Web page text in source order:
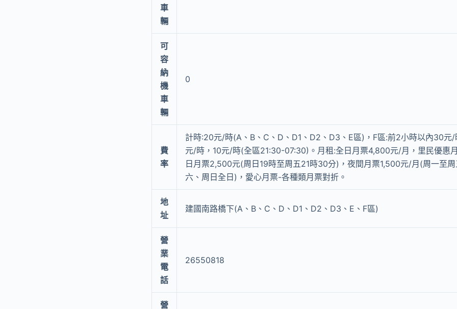
車
輛
可
容
納
機
車
輛
0
費
率
計時:20元/時(A、B、C、D、D1、D2、D3、E區)，F區:前2小時以內30元
元/時，10元/時(全區21:30-07:30)。月租:全日月票4,800元/月，里民優惠
日月票2,500元(周日19時至周五21時30分)，夜間月票1,500元/月(周一至
六、周日全日)，愛心月票-各種類月票對折。
地
址
建國南路橋下(A、B、C、D、D1、D2、D3、E、F區)
營
業
電
話
26550818
營